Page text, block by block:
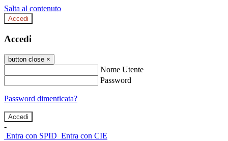
Salta al contenuto
Accedi
Accedi
button close ×
Nome Utente
Password
Password dimenticata?
-
Entra con SPID Entra con CIE